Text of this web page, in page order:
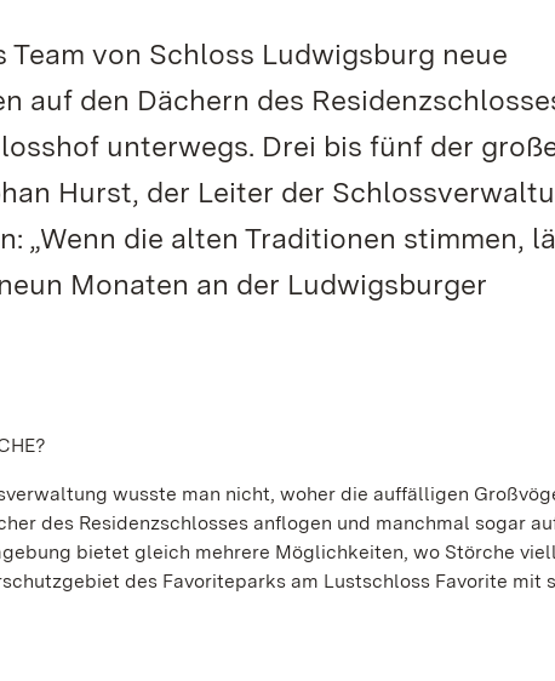
von Schloss Ludwigsburg neue
auf den Dächern des
unterwegs. Drei bis fünf der
Hurst, der Leiter der
„Wenn die alten Traditionen stimmen,
Monaten an der Ludwigsburger
wusste man nicht, woher die auffälligen
des Residenzschlosses anflogen und manchmal sogar
bietet gleich mehrere Möglichkeiten, wo Störche
des Favoriteparks am Lustschloss Favorite mit